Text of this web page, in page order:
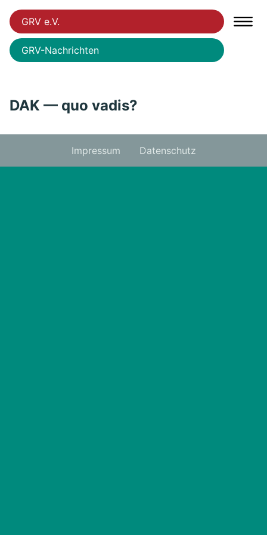
GRV e.V.
GRV-Nachrichten
DAK — quo vadis?
Impressum Datenschutz